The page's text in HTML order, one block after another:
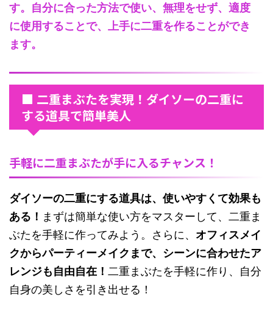
す。 自分に合った方法で使い、無理をせず、適度
に使用することで、上手に二重を作ることができ
ます。
■ 二重まぶたを実現！ダイソーの二重に
する道具で簡単美人
手軽に二重まぶたが手に入るチャンス！
ダイソーの二重にする道具は、使いやすくて効果も
ある！ まずは簡単な使い方をマスターして、二重ま
ぶたを手軽に作ってみよう。さらに、 オフィスメイ
クからパーティーメイクまで、シーンに合わせたア
レンジも自由自在！ 二重まぶたを手軽に作り、自分
自身の美しさを引き出せる！